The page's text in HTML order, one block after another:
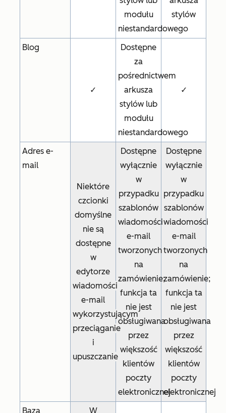
modułu
niestandardowego
stylów
Blog
✓
Dostępne
za
pośrednictwem
arkusza
stylów lub
modułu
niestandardowego
✓
Adres e-
mail
Niektóre
czcionki
domyślne
nie są
dostępne
w
edytorze
wiadomości
e-mail
wykorzystującym
przeciąganie
i
upuszczanie
Dostępne
wyłącznie
w
przypadku
szablonów
wiadomości
e-mail
tworzonych
na
zamówienie;
funkcja ta
nie jest
obsługiwana
przez
większość
klientów
poczty
elektronicznej
Dostępne
wyłącznie
w
przypadku
szablonów
wiadomości
e-mail
tworzonych
na
zamówienie;
funkcja ta
nie jest
obsługiwana
przez
większość
klientów
poczty
elektronicznej
Baza
W